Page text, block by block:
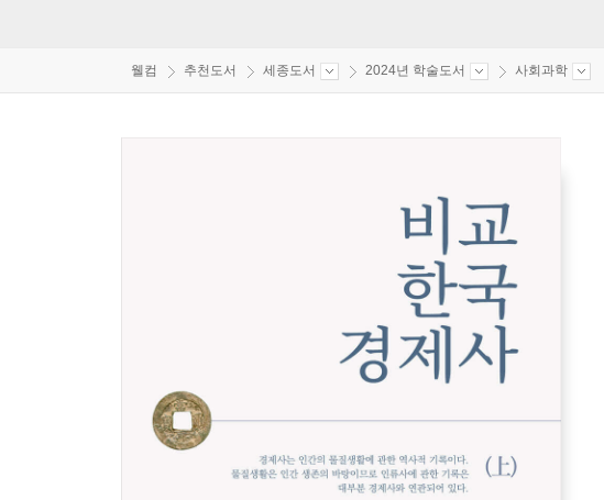
웰컴 추천도서 세종도서 2024년 학술도서 사회과학